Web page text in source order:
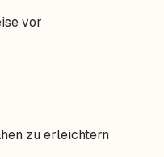
vor
zu erleichtern